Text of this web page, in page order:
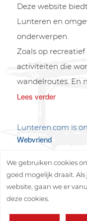
Deze website
Lunteren en
onderwerpen.
Zoals op
activiteiten die
wandelroutes. En
Lees verder
Lunteren.com is
Webvriend
We gebruiken cookies
goed mogelijk draait.
website, gaan we er
deze cookies.